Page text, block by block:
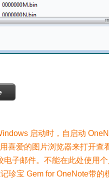
启动时，自启动
喜爱的图片浏览器来打开查
电子邮件。不能在此处使用
珍宝 Gem for OneNote带的